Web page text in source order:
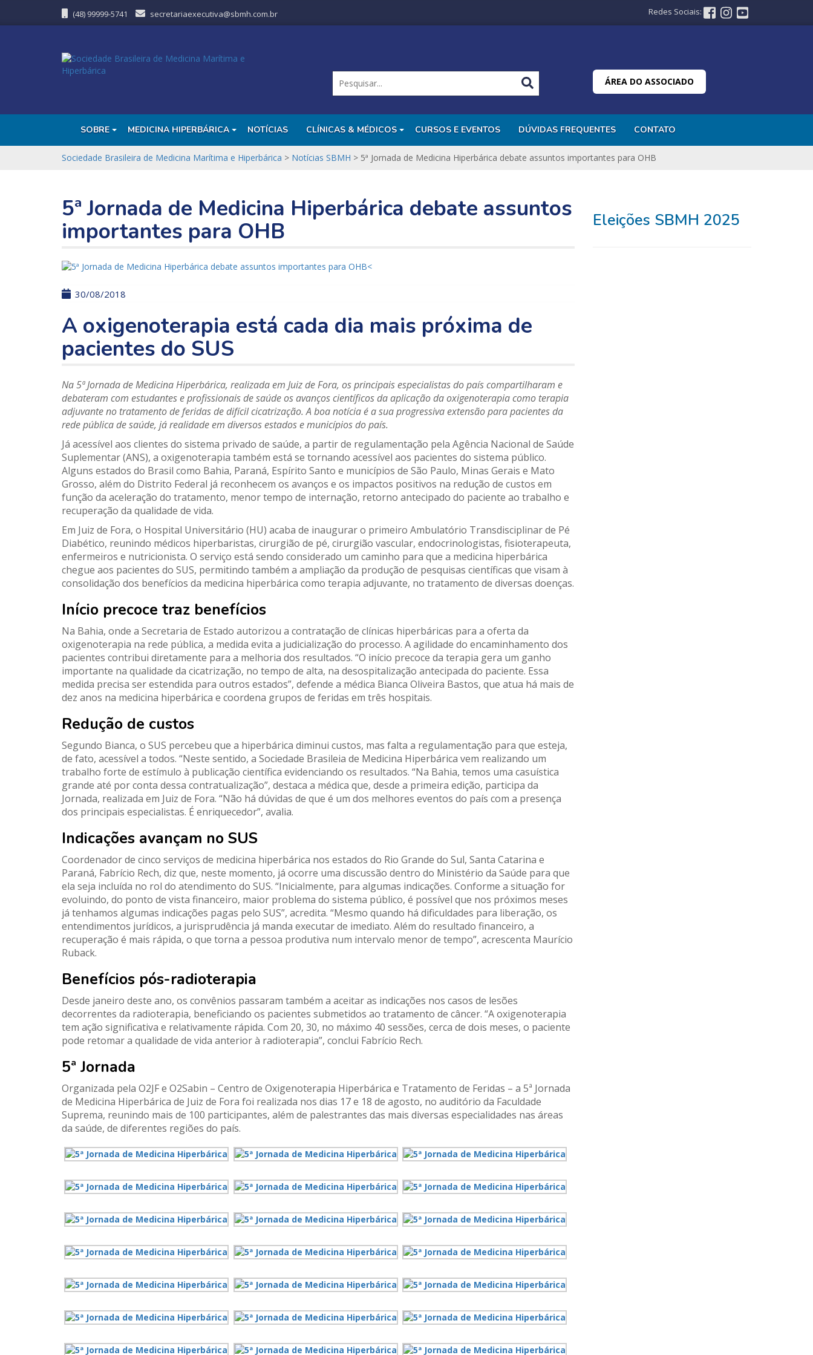
(48) 99999-5741 secretariaexecutiva@sbmh.com.br Redes Sociais:
ÁREA DO ASSOCIADO
SOBRE MEDICINA HIPERBÁRICA NOTÍCIAS CLÍNICAS & MÉDICOS CURSOS E EVENTOS DÚVIDAS FREQUENTES CONTATO
Sociedade Brasileira de Medicina Marítima e Hiperbárica > Notícias SBMH > 5ª Jornada de Medicina Hiperbárica debate assuntos importantes para OHB
5ª Jornada de Medicina Hiperbárica debate assuntos
importantes para OHB
30/08/2018
A oxigenoterapia está cada dia mais próxima de
pacientes do SUS
Na 5ª Jornada de Medicina Hiperbárica, realizada em Juiz de Fora, os principais especialistas do país compartilharam e
debateram com estudantes e profissionais de saúde os avanços científicos da aplicação da oxigenoterapia como terapia
adjuvante no tratamento de feridas de difícil cicatrização. A boa notícia é a sua progressiva extensão para pacientes da
rede pública de saúde, já realidade em diversos estados e municípios do país.
Já acessível aos clientes do sistema privado de saúde, a partir de regulamentação pela Agência Nacional de Saúde
Suplementar (ANS), a oxigenoterapia também está se tornando acessível aos pacientes do sistema público.
Alguns estados do Brasil como Bahia, Paraná, Espírito Santo e municípios de São Paulo, Minas Gerais e Mato
Grosso, além do Distrito Federal já reconhecem os avanços e os impactos positivos na redução de custos em
função da aceleração do tratamento, menor tempo de internação, retorno antecipado do paciente ao trabalho e
recuperação da qualidade de vida.
Em Juiz de Fora, o Hospital Universitário (HU) acaba de inaugurar o primeiro Ambulatório Transdisciplinar de Pé
Diabético, reunindo médicos hiperbaristas, cirurgião de pé, cirurgião vascular, endocrinologistas, fisioterapeuta,
enfermeiros e nutricionista. O serviço está sendo considerado um caminho para que a medicina hiperbárica
chegue aos pacientes do SUS, permitindo também a ampliação da produção de pesquisas científicas que visam à
consolidação dos benefícios da medicina hiperbárica como terapia adjuvante, no tratamento de diversas doenças.
Início precoce traz benefícios
Na Bahia, onde a Secretaria de Estado autorizou a contratação de clínicas hiperbáricas para a oferta da
oxigenoterapia na rede pública, a medida evita a judicialização do processo. A agilidade do encaminhamento dos
pacientes contribui diretamente para a melhoria dos resultados. “O início precoce da terapia gera um ganho
importante na qualidade da cicatrização, no tempo de alta, na desospitalização antecipada do paciente. Essa
medida precisa ser estendida para outros estados”, defende a médica Bianca Oliveira Bastos, que atua há mais de
dez anos na medicina hiperbárica e coordena grupos de feridas em três hospitais.
Redução de custos
Segundo Bianca, o SUS percebeu que a hiperbárica diminui custos, mas falta a regulamentação para que esteja,
de fato, acessível a todos. “Neste sentido, a Sociedade Brasileia de Medicina Hiperbárica vem realizando um
trabalho forte de estímulo à publicação científica evidenciando os resultados. “Na Bahia, temos uma casuística
grande até por conta dessa contratualização”, destaca a médica que, desde a primeira edição, participa da
Jornada, realizada em Juiz de Fora. “Não há dúvidas de que é um dos melhores eventos do país com a presença
dos principais especialistas. É enriquecedor”, avalia.
Indicações avançam no SUS
Coordenador de cinco serviços de medicina hiperbárica nos estados do Rio Grande do Sul, Santa Catarina e
Paraná, Fabrício Rech, diz que, neste momento, já ocorre uma discussão dentro do Ministério da Saúde para que
ela seja incluída no rol do atendimento do SUS. “Inicialmente, para algumas indicações. Conforme a situação for
evoluindo, do ponto de vista financeiro, maior problema do sistema público, é possível que nos próximos meses
já tenhamos algumas indicações pagas pelo SUS”, acredita. “Mesmo quando há dificuldades para liberação, os
entendimentos jurídicos, a jurisprudência já manda executar de imediato. Além do resultado financeiro, a
recuperação é mais rápida, o que torna a pessoa produtiva num intervalo menor de tempo”, acrescenta Maurício
Ruback.
Benefícios pós-radioterapia
Desde janeiro deste ano, os convênios passaram também a aceitar as indicações nos casos de lesões
decorrentes da radioterapia, beneficiando os pacientes submetidos ao tratamento de câncer. “A oxigenoterapia
tem ação significativa e relativamente rápida. Com 20, 30, no máximo 40 sessões, cerca de dois meses, o paciente
pode retomar a qualidade de vida anterior à radioterapia”, conclui Fabrício Rech.
5ª Jornada
Organizada pela O2JF e O2Sabin – Centro de Oxigenoterapia Hiperbárica e Tratamento de Feridas – a 5ª Jornada
de Medicina Hiperbárica de Juiz de Fora foi realizada nos dias 17 e 18 de agosto, no auditório da Faculdade
Suprema, reunindo mais de 100 participantes, além de palestrantes das mais diversas especialidades nas áreas
da saúde, de diferentes regiões do país.
Eleições SBMH 2025